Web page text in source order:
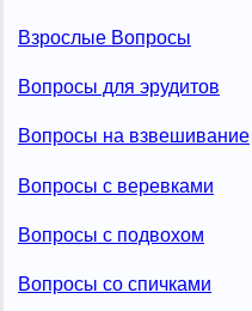
Взрослые Вопросы
Вопросы для эрудитов
Вопросы на взвешивание
Вопросы с веревками
Вопросы с подвохом
Вопросы со спичками